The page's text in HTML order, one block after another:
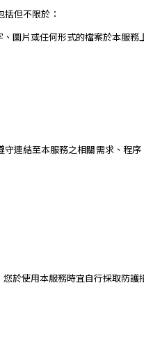
但不限於：
圖片或任何形式的檔案於本服務
連結至本服務之相關需求、程序
於使用本服務時宜自行採取防護